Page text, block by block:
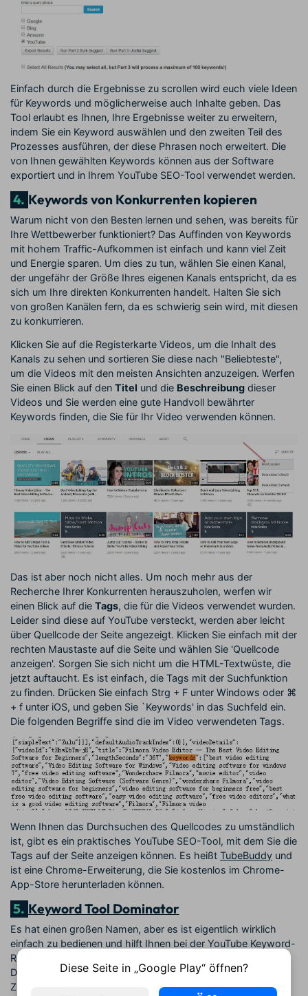
Einfach durch die Ergebnisse zu scrollen wird euch viele Ideen
für Keywords und möglicherweise auch Inhalte geben. Das
Tool erlaubt es Ihnen, Ihre Ergebnisse weiter zu erweitern,
indem Sie ein Keyword auswählen und den zweiten Teil des
Prozesses ausführen, der diese Phrasen noch erweitert. Die
von Ihnen gewählten Keywords können aus der Software
exportiert und in Ihrem YouTube SEO-Tool verwendet werden.
4. Keywords von Konkurrenten kopieren
Warum nicht von den Besten lernen und sehen, was bereits für
Ihre Wettbewerber funktioniert? Das Auffinden von Keywords
mit hohem Traffic-Aufkommen ist einfach und kann viel Zeit
und Energie sparen. Um dies zu tun, wählen Sie einen Kanal,
der ungefähr der Größe Ihres eigenen Kanals entspricht, da es
sich um Ihre direkten Konkurrenten handelt. Halten Sie sich
von großen Kanälen fern, da es schwierig sein wird, mit diesen
zu konkurrieren.
Klicken Sie auf die Registerkarte Videos, um die Inhalt des
Kanals zu sehen und sortieren Sie diese nach "Beliebteste",
um die Videos mit den meisten Ansichten anzuzeigen. Werfen
Sie einen Blick auf den Titel und die Beschreibung dieser
Videos und Sie werden eine gute Handvoll bewährter
Keywords finden, die Sie für Ihr Video verwenden können.
Das ist aber noch nicht alles. Um noch mehr aus der
Recherche Ihrer Konkurrenten herauszuholen, werfen wir
einen Blick auf die Tags, die für die Videos verwendet wurden.
Leider sind diese auf YouTube versteckt, werden aber leicht
über Quellcode der Seite angezeigt. Klicken Sie einfach mit der
rechten Maustaste auf die Seite und wählen Sie 'Quellcode
anzeigen'. Sorgen Sie sich nicht um die HTML-Textwüste, die
jetzt auftaucht. Es ist einfach, die Tags mit der Suchfunktion
zu finden. Drücken Sie einfach Strg + F unter Windows oder ⌘
+ f unter iOS, und geben Sie `Keywords' in das Suchfeld ein.
Die folgenden Begriffe sind die im Video verwendeten Tags.
Wenn Ihnen das Durchsuchen des Quellcodes zu umständlich
ist, gibt es ein praktisches YouTube SEO-Tool, mit dem Sie die
Tags auf der Seite anzeigen können. Es heißt TubeBuddy und
ist eine Chrome-Erweiterung, die Sie kostenlos im Chrome-
App-Store herunterladen können.
5. Keyword Tool Dominator
Es hat einen großen Namen, aber es ist eigentlich wirklich
einfach zu bedienen und hilft Ihnen bei der YouTube Keyword-
Recherche. Geben Sie Ihre Seed-Keywords ein und der
Dominator wird eine Liste der relevanten Keywords im
Zusammenhang mit diesen Begriffen generieren. Sie können
Diese Seite in „Google Play“ öffnen?